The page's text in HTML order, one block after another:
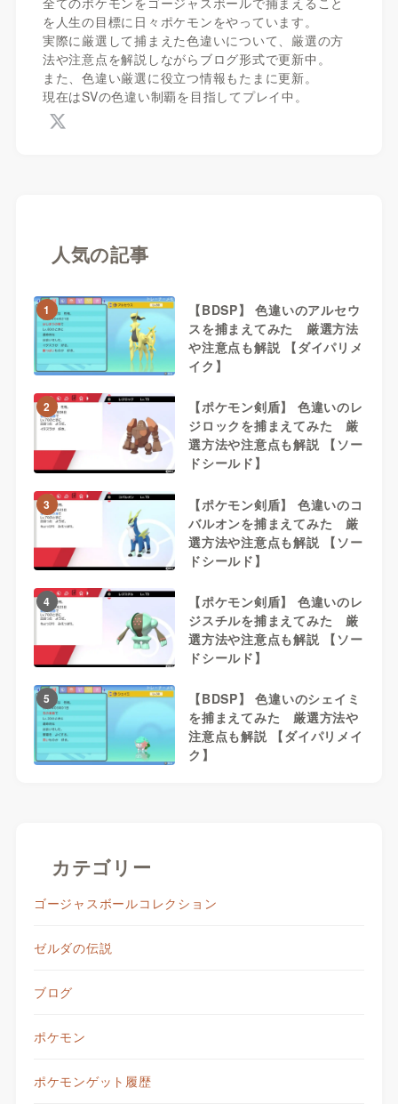
を人生の目標に日々ポケモンをやっています。
実際に厳選して捕まえた色違いについて、厳選の方
法や注意点を解説しながらブログ形式で更新中。
また、色違い厳選に役立つ情報もたまに更新。
現在はSVの色違い制覇を目指してプレイ中。
人気の記事
1
【BDSP】 色違いのアルセウ
スを捕まえてみた 厳選方法
や注意点も解説 【ダイパリメ
イク】
2
【ポケモン剣盾】 色違いのレ
ジロックを捕まえてみた 厳
選方法や注意点も解説 【ソー
ドシールド】
3
【ポケモン剣盾】 色違いのコ
バルオンを捕まえてみた 厳
選方法や注意点も解説 【ソー
ドシールド】
4
【ポケモン剣盾】 色違いのレ
ジスチルを捕まえてみた 厳
選方法や注意点も解説 【ソー
ドシールド】
5
【BDSP】 色違いのシェイミ
を捕まえてみた 厳選方法や
注意点も解説 【ダイパリメイ
ク】
カテゴリー
ゴージャスボールコレクション
ゼルダの伝説
ブログ
ポケモン
ポケモンゲット履歴